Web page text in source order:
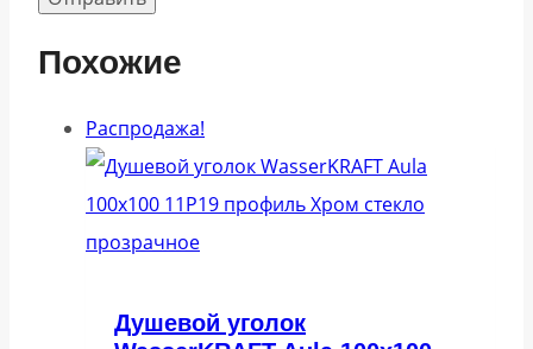
Похожие
Распродажа!
Душевой уголок